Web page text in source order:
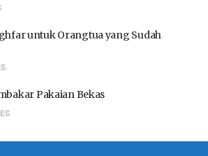
untuk Orangtua yang Sudah
Pakaian Bekas